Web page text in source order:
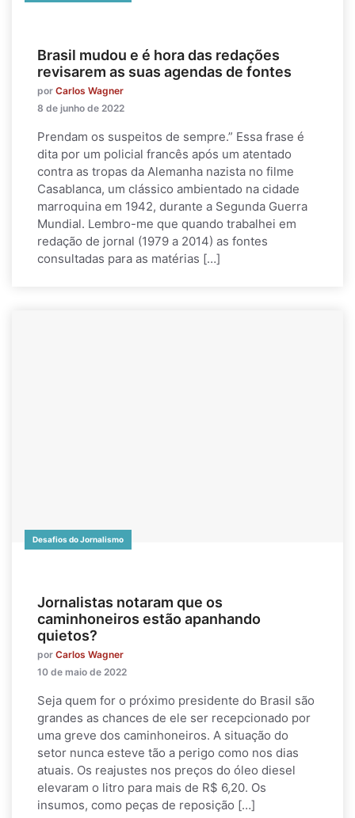
Brasil mudou e é hora das redações
revisarem as suas agendas de fontes
por Carlos Wagner
8 de junho de 2022
Prendam os suspeitos de sempre.” Essa frase é
dita por um policial francês após um atentado
contra as tropas da Alemanha nazista no filme
Casablanca, um clássico ambientado na cidade
marroquina em 1942, durante a Segunda Guerra
Mundial. Lembro-me que quando trabalhei em
redação de jornal (1979 a 2014) as fontes
consultadas para as matérias […]
Desafios do Jornalismo
Jornalistas notaram que os
caminhoneiros estão apanhando
quietos?
por Carlos Wagner
10 de maio de 2022
Seja quem for o próximo presidente do Brasil são
grandes as chances de ele ser recepcionado por
uma greve dos caminhoneiros. A situação do
setor nunca esteve tão a perigo como nos dias
atuais. Os reajustes nos preços do óleo diesel
elevaram o litro para mais de R$ 6,20. Os
insumos, como peças de reposição […]